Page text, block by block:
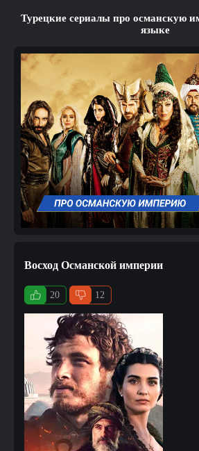
Турецкие сериалы про османскую
языке
Восход Османской империи
20 12